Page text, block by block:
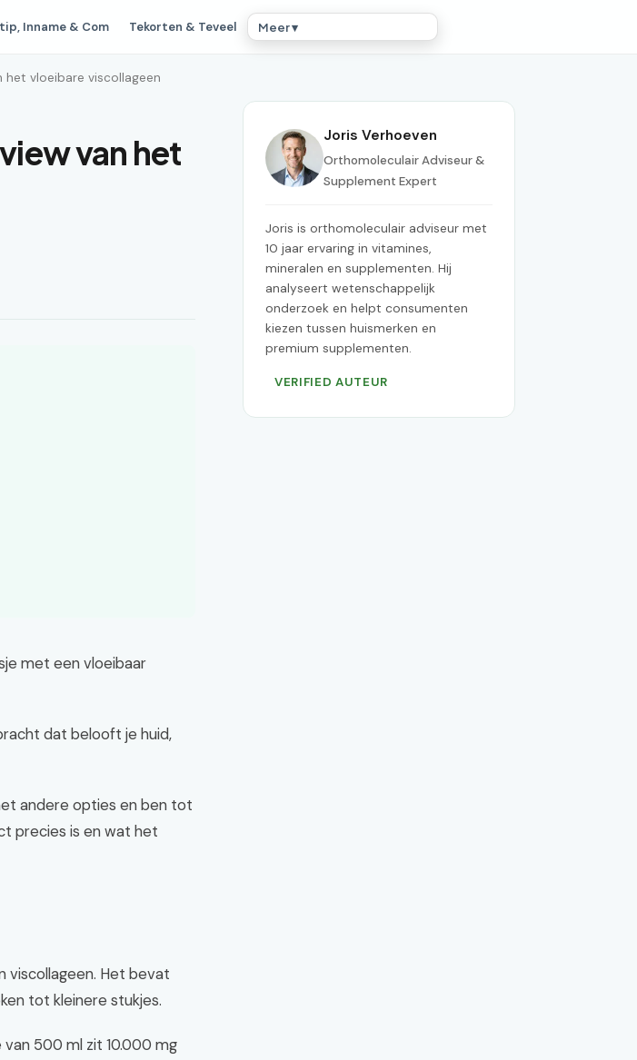
Inname & Com Tekorten & Teveel Meer ▾
het vloeibare viscollageen
van het
met een vloeibaar
dat belooft je huid,
andere opties en ben tot
precies is en wat het
viscollageen. Het bevat
tot kleinere stukjes.
500 ml zit 10.000 mg
Joris Verhoeven
Orthomoleculair Adviseur &
Supplement Expert
Joris is orthomoleculair adviseur met
10 jaar ervaring in vitamines,
mineralen en supplementen. Hij
analyseert wetenschappelijk
onderzoek en helpt consumenten
kiezen tussen huismerken en
premium supplementen.
VERIFIED AUTEUR